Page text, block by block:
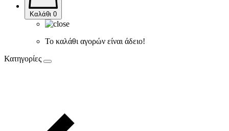
Καλάθι 0
Το καλάθι αγορών είναι άδειο!
Κατηγορίες